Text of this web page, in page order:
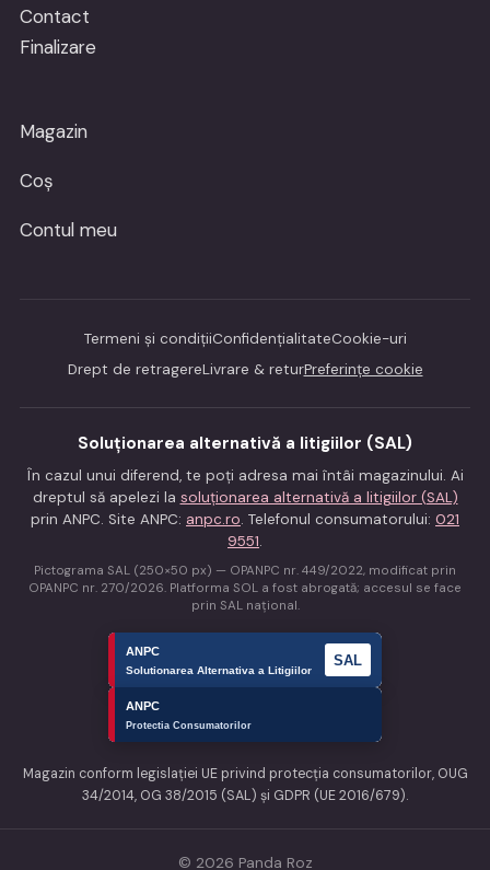
Contact
Finalizare
Magazin
Coș
Contul meu
Termeni și condițiiConfidențialitateCookie-uri
Drept de retragereLivrare & returPreferințe cookie
Soluționarea alternativă a litigiilor (SAL)
În cazul unui diferend, te poți adresa mai întâi magazinului. Ai
dreptul să apelezi la soluționarea alternativă a litigiilor (SAL)
prin ANPC. Site ANPC: anpc.ro. Telefonul consumatorului: 021
9551.
Pictograma SAL (250×50 px) — OPANPC nr. 449/2022, modificat prin
OPANPC nr. 270/2026. Platforma SOL a fost abrogată; accesul se face
prin SAL național.
Magazin conform legislației UE privind protecția consumatorilor, OUG
34/2014, OG 38/2015 (SAL) și GDPR (UE 2016/679).
© 2026 Panda Roz